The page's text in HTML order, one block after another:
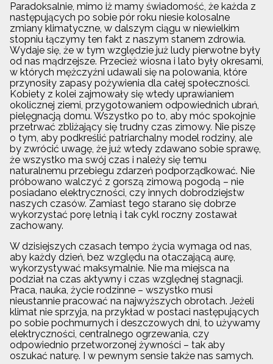
Paradoksalnie, mimo iż mamy świadomość, że każda z
następujących po sobie pór roku niesie kolosalne
zmiany klimatyczne, w dalszym ciągu w niewielkim
stopniu łączymy ten fakt z naszym stanem zdrowia.
Wydaje się, że w tym względzie już ludy pierwotne były
od nas mądrzejsze. Przecież wiosna i lato były okresami,
w których mężczyźni udawali się na polowania, które
przynosiły zapasy pożywienia dla całej społeczności.
Kobiety z kolei zajmowały się wtedy uprawianiem
okolicznej ziemi, przygotowaniem odpowiednich ubrań,
pielęgnacją domu. Wszystko po to, aby móc spokojnie
przetrwać zbliżający się trudny czas zimowy. Nie piszę
o tym, aby podkreślić patriarchalny model rodziny, ale
by zwrócić uwagę, że już wtedy zdawano sobie sprawę,
że wszystko ma swój czas i należy się temu
naturalnemu przebiegu zdarzeń podporządkować. Nie
próbowano walczyć z gorszą zimową pogodą – nie
posiadano elektryczności, czy innych dobrodziejstw
naszych czasów. Zamiast tego starano się dobrze
wykorzystać porę letnią i tak cykl roczny zostawał
zachowany.
W dzisiejszych czasach tempo życia wymaga od nas,
aby każdy dzień, bez względu na otaczającą aurę,
wykorzystywać maksymalnie. Nie ma miejsca na
podział na czas aktywny i czas względnej stagnacji.
Praca, nauka, życie rodzinne – wszystko musi
nieustannie pracować na najwyższych obrotach. Jeżeli
klimat nie sprzyja, na przykład w postaci następujących
po sobie pochmurnych i deszczowych dni, to używamy
elektryczności, centralnego ogrzewania, czy
odpowiednio przetworzonej żywności – tak aby
oszukać naturę. I w pewnym sensie także nas samych.